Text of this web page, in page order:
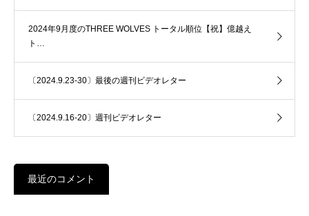
2024年9月度のTHREE WOLVES トータル順位【祝】億越え
ト…
〔2024.9.23-30〕最後の週刊ビデオレター
〔2024.9.16-20〕週刊ビデオレター
最近のコメント